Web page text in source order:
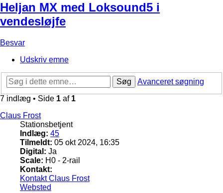
Heljan MX med Loksound5 i
vendesløjfe
Besvar
Udskriv emne
Søg
Avanceret søgning
7 indlæg • Side 1 af 1
Claus Frost
Stationsbetjent
Indlæg: 45
Tilmeldt: 05 okt 2024, 16:35
Digital: Ja
Scale: H0 - 2-rail
Kontakt:
Kontakt Claus Frost
Websted